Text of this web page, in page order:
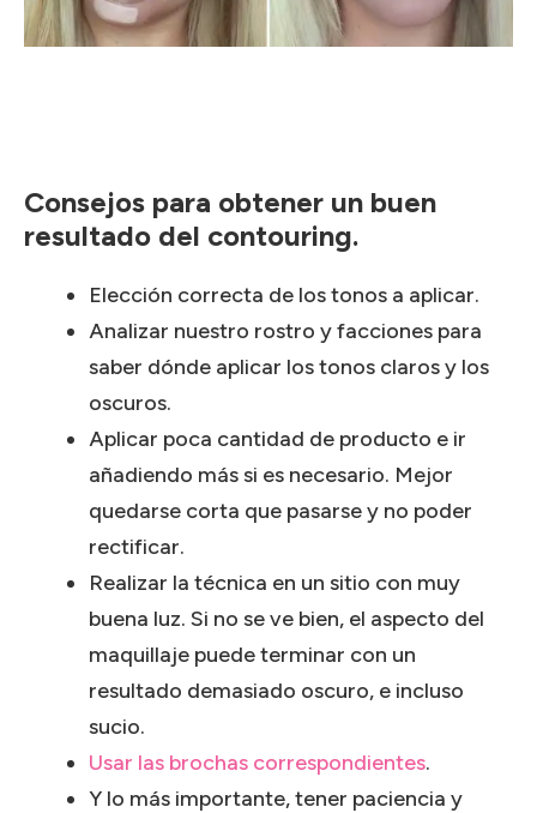
Consejos para obtener un buen
resultado del contouring.
Elección correcta de los tonos a aplicar.
Analizar nuestro rostro y facciones para
saber dónde aplicar los tonos claros y los
oscuros.
Aplicar poca cantidad de producto e ir
añadiendo más si es necesario. Mejor
quedarse corta que pasarse y no poder
rectificar.
Realizar la técnica en un sitio con muy
buena luz. Si no se ve bien, el aspecto del
maquillaje puede terminar con un
resultado demasiado oscuro, e incluso
sucio.
Usar las brochas correspondientes.
Y lo más importante, tener paciencia y